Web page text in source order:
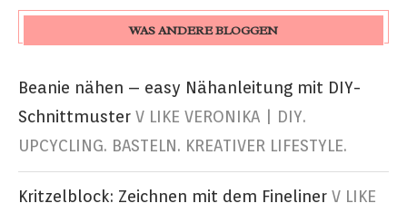
WAS ANDERE BLOGGEN
Beanie nähen – easy Nähanleitung mit DIY-
Schnittmuster V LIKE VERONIKA | DIY.
UPCYCLING. BASTELN. KREATIVER LIFESTYLE.
Kritzelblock: Zeichnen mit dem Fineliner V LIKE